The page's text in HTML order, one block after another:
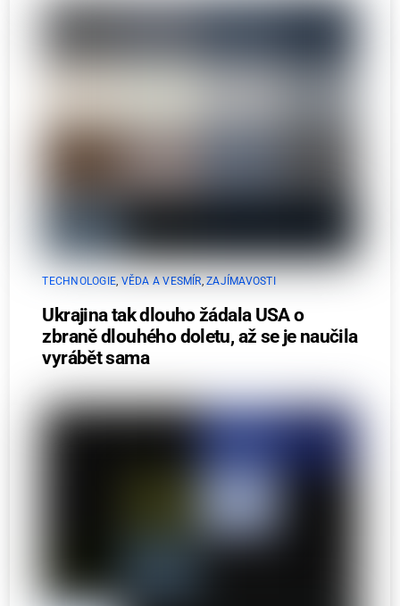
TECHNOLOGIE VĚDA A VESMÍR ,ZAJÍMAVOSTI
Ukrajina tak dlouho žádala USA o
zbraně dlouhého doletu, až se je naučila
vyrábět sama